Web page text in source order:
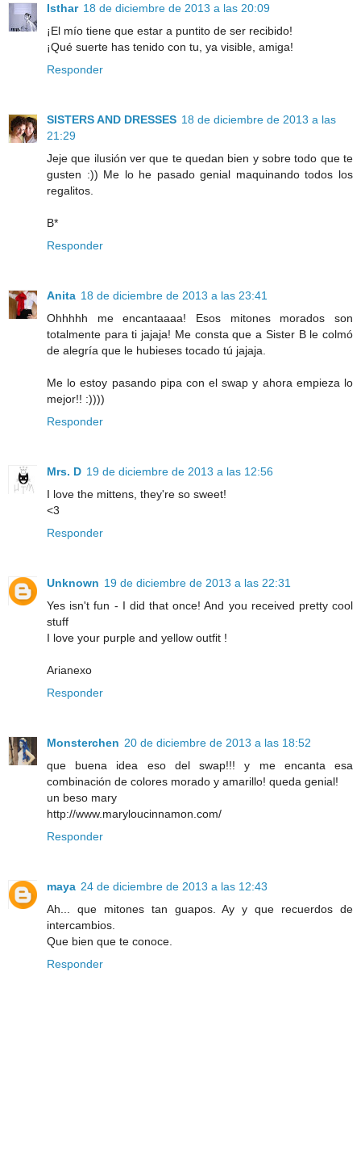
Isthar 18 de diciembre de 2013 a las 20:09
¡El mío tiene que estar a puntito de ser recibido!
¡Qué suerte has tenido con tu, ya visible, amiga!
Responder
SISTERS AND DRESSES 18 de diciembre de 2013 a las
21:29
Jeje que ilusión ver que te quedan bien y sobre todo que te
gusten :)) Me lo he pasado genial maquinando todos los
regalitos.
B*
Responder
Anita 18 de diciembre de 2013 a las 23:41
Ohhhhh me encantaaaa! Esos mitones morados son
totalmente para ti jajaja! Me consta que a Sister B le colmó
de alegría que le hubieses tocado tú jajaja.
Me lo estoy pasando pipa con el swap y ahora empieza lo
mejor!! :))))
Responder
Mrs. D 19 de diciembre de 2013 a las 12:56
I love the mittens, they're so sweet!
<3
Responder
Unknown 19 de diciembre de 2013 a las 22:31
Yes isn't fun - I did that once! And you received pretty cool
stuff
I love your purple and yellow outfit !
Arianexo
Responder
Monsterchen 20 de diciembre de 2013 a las 18:52
que buena idea eso del swap!!! y me encanta esa
combinación de colores morado y amarillo! queda genial!
un beso mary
http://www.maryloucinnamon.com/
Responder
maya 24 de diciembre de 2013 a las 12:43
Ah... que mitones tan guapos. Ay y que recuerdos de
intercambios.
Que bien que te conoce.
Responder